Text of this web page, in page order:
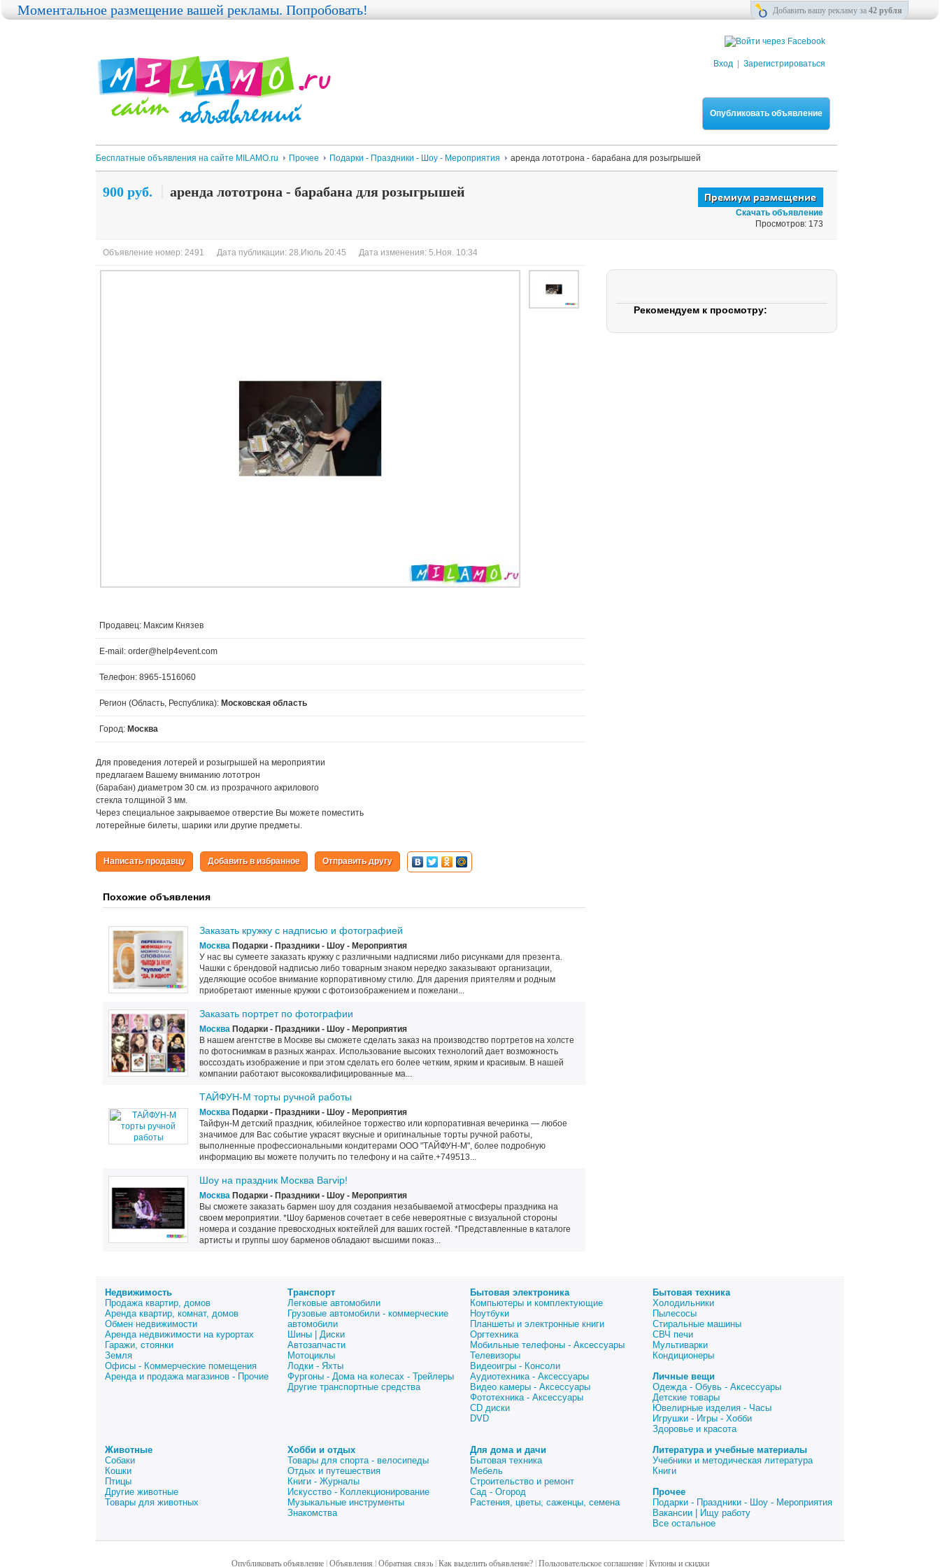
Вход Зарегистрироваться
Опубликовать объявление
Бесплатные объявления на сайте MILAMO.ru Прочее Подарки - Праздники - Шоу - Мероприятия аренда лототрона - барабана для розыгрышей
900 руб. аренда лототрона - барабана для розыгрышей
Скачать объявление
Просмотров: 173
Объявление номер: 2491 Дата публикации: 28.Июль 20:45 Дата изменения: 5.Ноя. 10:34
Продавец: Максим Князев
E-mail: order@help4event.com
Телефон: 8965-1516060
Регион (Область, Республика): Московская область
Город: Москва
Для проведения лотерей и розыгрышей на мероприятии
предлагаем Вашему вниманию лототрон
(барабан) диаметром 30 см. из прозрачного акрилового
стекла толщиной 3 мм.
Через специальное закрываемое отверстие Вы можете поместить
лотерейные билеты, шарики или другие предметы.
Написать продавцу Добавить в избранное Отправить другу
Похожие объявления
Заказать кружку с надписью и фотографией
Москва Подарки - Праздники - Шоу - Мероприятия
У нас вы сумеете заказать кружку с различными надписями либо рисунками для презента.
Чашки с брендовой надписью либо товарным знаком нередко заказывают организации,
уделяющие особое внимание корпоративному стилю. Для дарения приятелям и родным
приобретают именные кружки с фотоизображением и пожелани...
Заказать портрет по фотографии
Москва Подарки - Праздники - Шоу - Мероприятия
В нашем агентстве в Москве вы сможете сделать заказ на производство портретов на холсте
по фотоснимкам в разных жанрах. Использование высоких технологий дает возможность
воссоздать изображение и при этом сделать его более четким, ярким и красивым. В нашей
компании работают высококвалифицированные ма...
ТАЙФУН-М торты ручной работы
Москва Подарки - Праздники - Шоу - Мероприятия
Тайфун-М детский праздник, юбилейное торжество или корпоративная вечеринка — любое
значимое для Вас событие украсят вкусные и оригинальные торты ручной работы,
выполненные профессиональными кондитерами ООО "ТАЙФУН-М", более подробную
информацию вы можете получить по телефону и на сайте.+749513...
Шоу на праздник Москва Barvip!
Москва Подарки - Праздники - Шоу - Мероприятия
Вы сможете заказать бармен шоу для создания незабываемой атмосферы праздника на
своем мероприятии. *Шоу барменов сочетает в себе невероятные с визуальной стороны
номера и создание превосходных коктейлей для ваших гостей. *Представленные в каталоге
артисты и группы шоу барменов обладают высшими показ...
Моментальное размещение вашей рекламы. Попробовать! Добавить вашу рекламу за 42 рубля
Рекомендуем к просмотру:
Недвижимость
Продажа квартир, домов
Аренда квартир, комнат, домов
Обмен недвижимости
Аренда недвижимости на курортах
Гаражи, стоянки
Земля
Офисы - Коммерческие помещения
Аренда и продажа магазинов - Прочие
Транспорт
Легковые автомобили
Грузовые автомобили - коммерческие
автомобили
Шины | Диски
Автозапчасти
Мотоциклы
Лодки - Яхты
Фургоны - Дома на колесах - Трейлеры
Другие транспортные средства
Бытовая электроника
Компьютеры и комплектующие
Ноутбуки
Планшеты и электронные книги
Оргтехника
Мобильные телефоны - Аксессуары
Телевизоры
Видеоигры - Консоли
Аудиотехника - Аксессуары
Видео камеры - Аксессуары
Фототехника - Аксессуары
CD диски
DVD
Бытовая техника
Холодильники
Пылесосы
Стиральные машины
СВЧ печи
Мультиварки
Кондиционеры
Личные вещи
Одежда - Обувь - Аксессуары
Детские товары
Ювелирные изделия - Часы
Игрушки - Игры - Хобби
Здоровье и красота
Животные
Собаки
Кошки
Птицы
Другие животные
Товары для животных
Хобби и отдых
Товары для спорта - велосипеды
Отдых и путешествия
Книги - Журналы
Искусство - Коллекционирование
Музыкальные инструменты
Знакомства
Для дома и дачи
Бытовая техника
Мебель
Строительство и ремонт
Сад - Огород
Растения, цветы, саженцы, семена
Литература и учебные материалы
Учебники и методическая литература
Книги
Прочее
Подарки - Праздники - Шоу - Мероприятия
Вакансии | Ищу работу
Все остальное
Опубликовать объявление| Объявления Обратная связь| Как выделить объявление?| Пользовательское соглашение| Купоны и скидки